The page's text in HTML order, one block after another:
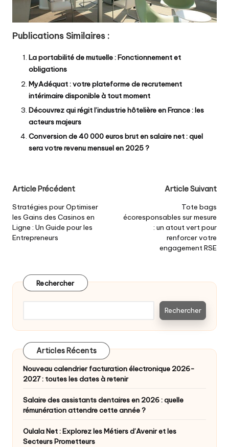
Publications Similaires :
La portabilité de mutuelle : Fonctionnement et
obligations
MyAdéquat : votre plateforme de recrutement
intérimaire disponible à tout moment
Découvrez qui régit l’industrie hôtelière en France : les
acteurs majeurs
Conversion de 40 000 euros brut en salaire net : quel
sera votre revenu mensuel en 2025 ?
Post
navigation
Article Précédent
Stratégies pour Optimiser
les Gains des Casinos en
Ligne : Un Guide pour les
Entrepreneurs
Article Suivant
Tote bags
écoresponsables sur mesure
: un atout vert pour
renforcer votre
engagement RSE
Rechercher
Rechercher
Articles Récents
Nouveau calendrier facturation électronique 2026-
2027 : toutes les dates à retenir
Salaire des assistants dentaires en 2026 : quelle
rémunération attendre cette année ?
Oulala Net : Explorez les Métiers d’Avenir et les
Secteurs Prometteurs